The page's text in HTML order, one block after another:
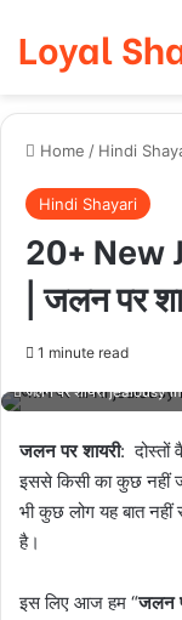
Loyal
Home / Hindi
Hindi Shayari
20+ New
| जलन पर
1 minute read
जलन पर शायरी jealousy
जलन पर शायरी: दोस्तों
इससे किसी का कुछ नहीं
भी कुछ लोग यह बात
है।
इस लिए आज हम “जलन